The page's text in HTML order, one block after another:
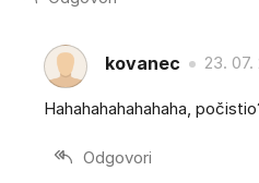
kovanec 23. 07.
Hahahahahahahaha,
Odgovori